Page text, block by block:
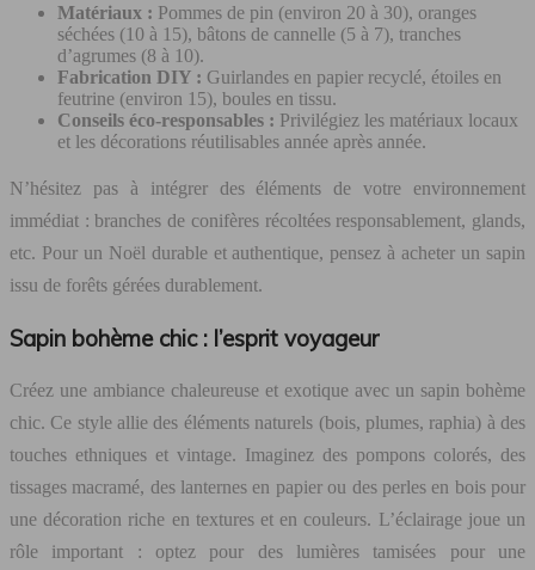
Matériaux : Pommes de pin (environ 20 à 30), oranges
séchées (10 à 15), bâtons de cannelle (5 à 7), tranches
d’agrumes (8 à 10).
Fabrication DIY : Guirlandes en papier recyclé, étoiles en
feutrine (environ 15), boules en tissu.
Conseils éco-responsables : Privilégiez les matériaux locaux
et les décorations réutilisables année après année.
N’hésitez pas à intégrer des éléments de votre environnement
immédiat : branches de conifères récoltées responsablement, glands,
etc. Pour un Noël durable et authentique, pensez à acheter un sapin
issu de forêts gérées durablement.
Sapin bohème chic : l’esprit voyageur
Créez une ambiance chaleureuse et exotique avec un sapin bohème
chic. Ce style allie des éléments naturels (bois, plumes, raphia) à des
touches ethniques et vintage. Imaginez des pompons colorés, des
tissages macramé, des lanternes en papier ou des perles en bois pour
une décoration riche en textures et en couleurs. L’éclairage joue un
rôle important : optez pour des lumières tamisées pour une